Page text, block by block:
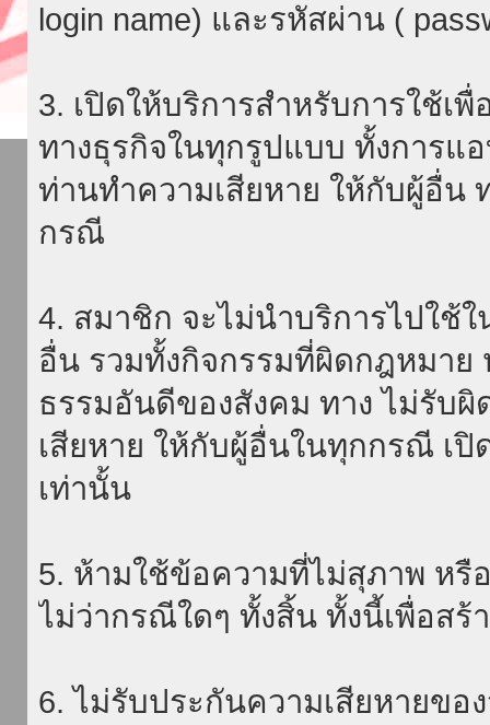
login name) และรหัสผ่าน (
3. เปิดให้บริการสำหรับการใช้เ
ทางธุรกิจในทุกรูปแบบ ทั้งการแ
ท่านทำความเสียหาย ให้กับผู้อื่น
กรณี
4. สมาชิก จะไม่นำบริการไปใช้
อื่น รวมทั้งกิจกรรมที่ผิดกฎหมาย
ธรรมอันดีของสังคม ทาง ไม่รับ
เสียหาย ให้กับผู้อื่นในทุกกรณี เปิ
เท่านั้น
5. ห้ามใช้ข้อความที่ไม่สุภาพ หรื
ไม่ว่ากรณีใดๆ ทั้งสิ้น ทั้งนี้เพื่อสร้
6. ไม่รับประกันความเสียหายขอ